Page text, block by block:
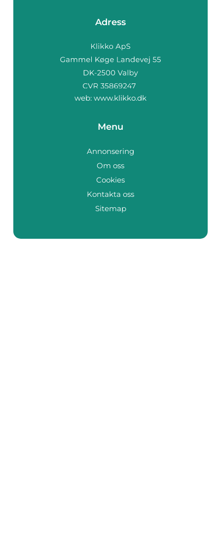
Adress
web: www.klikko.dk
Menu
Annonsering
Om oss
Cookies
Kontakta oss
Sitemap